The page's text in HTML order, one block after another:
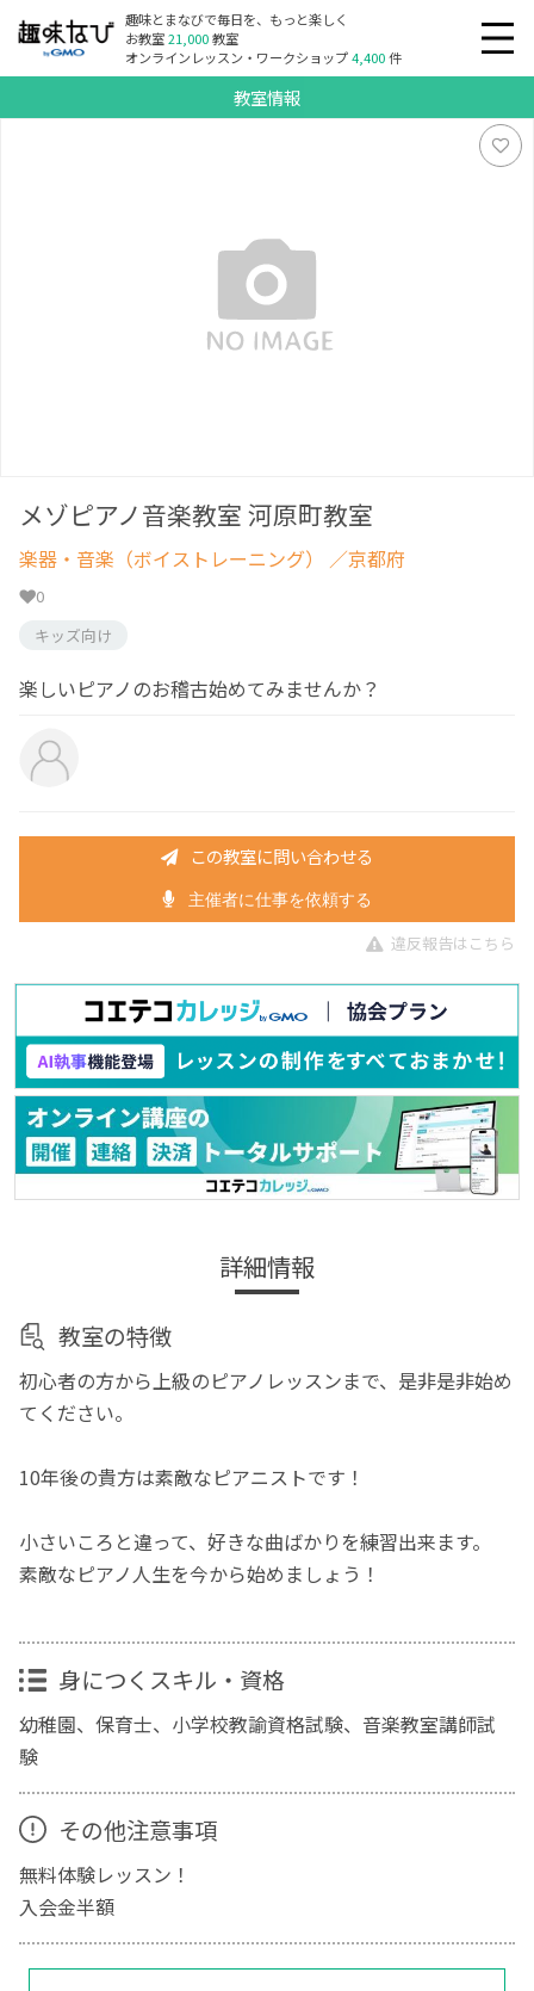
趣味とまなびで毎日を、もっと楽しく
お教室21,000教室
オンラインレッスン・ワークショップ4,400件
教室情報
メゾピアノ音楽教室 河原町教室
楽器・音楽（ボイストレーニング） ／京都府
0
キッズ向け
楽しいピアノのお稽古始めてみませんか？
この教室に問い合わせる
主催者に仕事を依頼する
違反報告はこちら
詳細情報
教室の特徴
初心者の方から上級のピアノレッスンまで、是非是非始め
てください。
10年後の貴方は素敵なピアニストです！
小さいころと違って、好きな曲ばかりを練習出来ます。
素敵なピアノ人生を今から始めましょう！
身につくスキル・資格
幼稚園、保育士、小学校教諭資格試験、音楽教室講師試
験
その他注意事項
無料体験レッスン！
入会金半額